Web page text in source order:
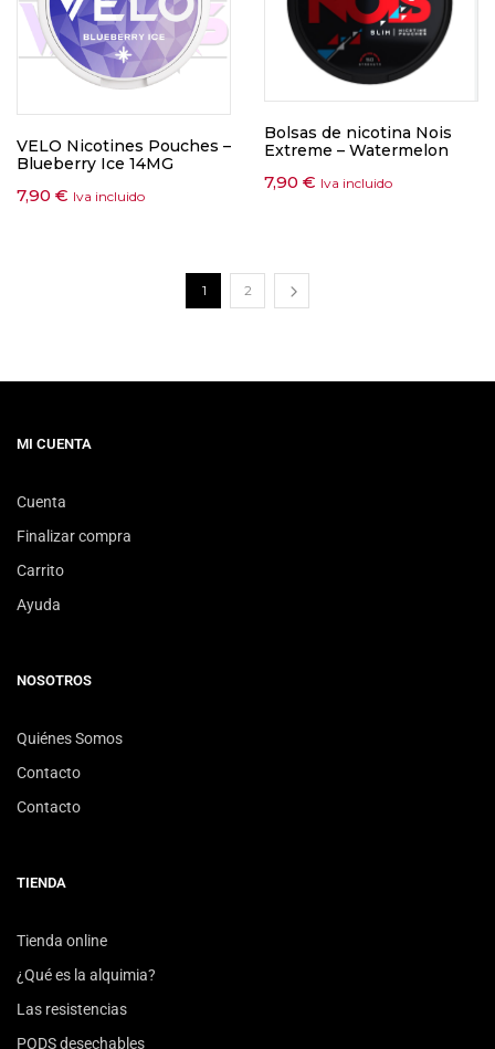
VELO Nicotines Pouches –
Blueberry Ice 14MG
7,90 € Iva incluido
Bolsas de nicotina Nois
Extreme – Watermelon
7,90 € Iva incluido
1 2
MI CUENTA
Cuenta
Finalizar compra
Carrito
Ayuda
NOSOTROS
Quiénes Somos
Contacto
Contacto
TIENDA
Tienda online
¿Qué es la alquimia?
Las resistencias
PODS desechables